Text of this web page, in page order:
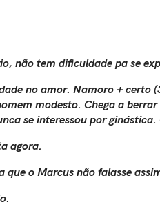
não tem dificuldade pa se
no amor. Namoro + certo
modesto. Chega a
se interessou por
agora.
que o Marcus não falasse